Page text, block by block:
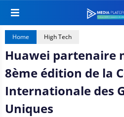
Home High Tech
Huawei partenaire
8ème édition de la
Internationale des
Uniques